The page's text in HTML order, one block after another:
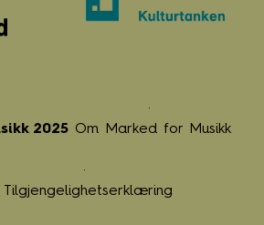
2025 Om Marked for Musikk
Tilgjengelighetserklæring